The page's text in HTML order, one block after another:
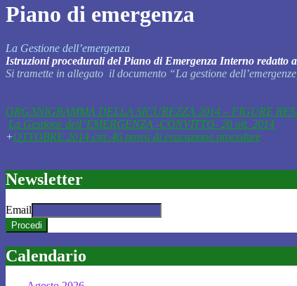
Piano di emergenza
La Gestione dell’emergenza
Istruzioni procedurali del Piano di Emergenza Interno redatto
Si tramette in allegato il documento “La gestione
ORGANIGRAMMA DELLA SICUREZZA 2014 – FIGURE
La Gestione dell’ EMERGENZA -CONVITTO- 20 ott. 2014
+OTTOBRE 2014 circ.46 prova di evacuzione procedure
Newsletter
Email
Calendario